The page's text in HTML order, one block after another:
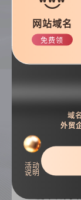
热
网站域名
免费领
活动
说明
域
外贸